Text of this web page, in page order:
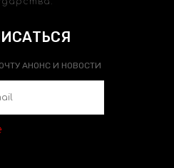
АНОНС И НОВОСТИ